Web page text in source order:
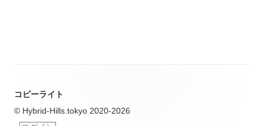
コピーライト
© Hybrid-Hills.tokyo 2020-2026